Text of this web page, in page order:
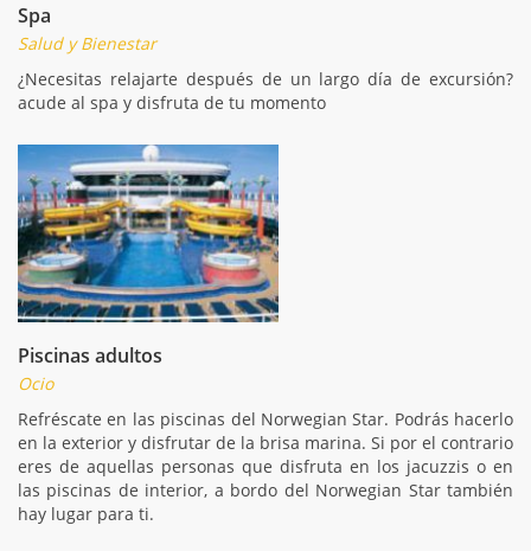
Spa
Salud y Bienestar
¿Necesitas relajarte después de un largo día de excursión?
acude al spa y disfruta de tu momento
Piscinas adultos
Ocio
Refréscate en las piscinas del Norwegian Star. Podrás hacerlo
en la exterior y disfrutar de la brisa marina. Si por el contrario
eres de aquellas personas que disfruta en los jacuzzis o en
las piscinas de interior, a bordo del Norwegian Star también
hay lugar para ti.